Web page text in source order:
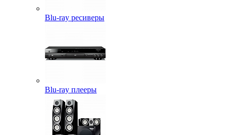
Blu-ray ресиверы
Blu-ray плееры